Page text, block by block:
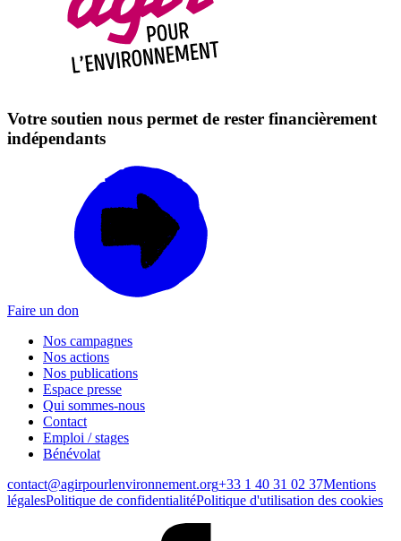
Votre soutien nous permet de rester financièrement
indépendants
Faire un don
Nos campagnes
Nos actions
Nos publications
Espace presse
Qui sommes-nous
Contact
Emploi / stages
Bénévolat
contact@agirpourlenvironnement.org+33 1 40 31 02 37Mentions
légalesPolitique de confidentialitéPolitique d'utilisation des cookies